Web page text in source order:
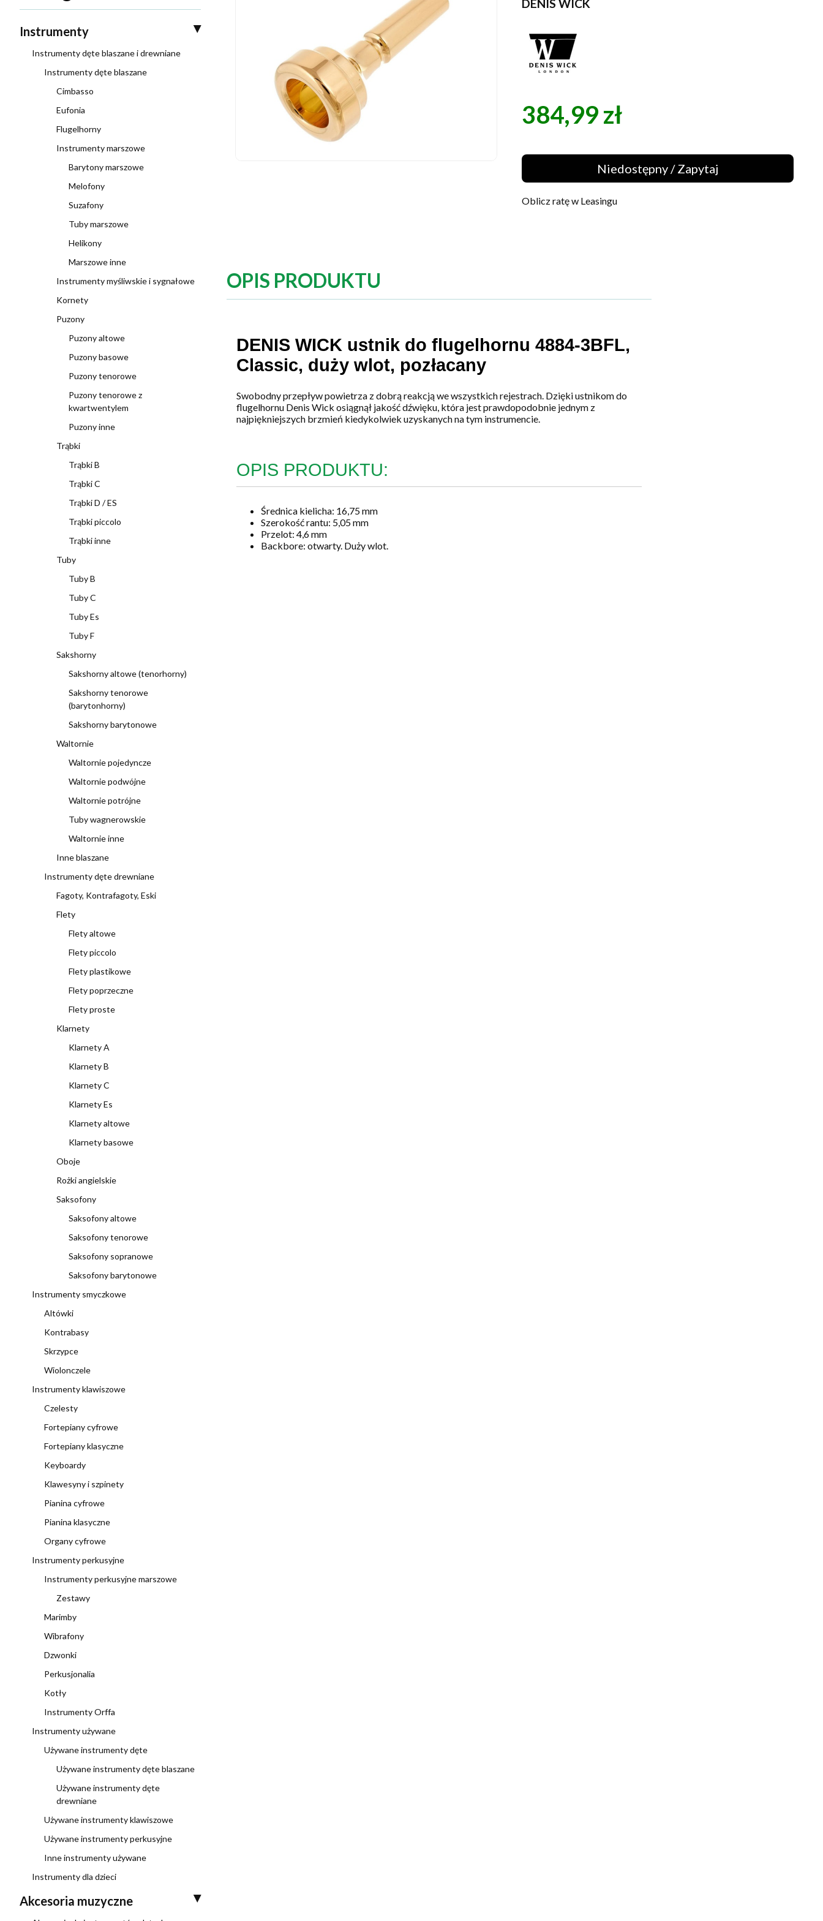
Instrumenty
Instrumenty dęte blaszane i drewniane
Instrumenty dęte blaszane
Cimbasso
Eufonia
Flugelhorny
Instrumenty marszowe
Barytony marszowe
Melofony
Suzafony
Tuby marszowe
Helikony
Marszowe inne
Instrumenty myśliwskie i sygnałowe
Kornety
Puzony
Puzony altowe
Puzony basowe
Puzony tenorowe
Puzony tenorowe z
kwartwentylem
Puzony inne
Trąbki
Trąbki B
Trąbki C
Trąbki D / ES
Trąbki piccolo
Trąbki inne
Tuby
Tuby B
Tuby C
Tuby Es
Tuby F
Sakshorny
Sakshorny altowe (tenorhorny)
Sakshorny tenorowe
(barytonhorny)
Sakshorny barytonowe
Waltornie
Waltornie pojedyncze
Waltornie podwójne
Waltornie potrójne
Tuby wagnerowskie
Waltornie inne
Inne blaszane
Instrumenty dęte drewniane
Fagoty, Kontrafagoty, Eski
Flety
Flety altowe
Flety piccolo
Flety plastikowe
Flety poprzeczne
Flety proste
Klarnety
Klarnety A
Klarnety B
Klarnety C
Klarnety Es
Klarnety altowe
Klarnety basowe
Oboje
Rożki angielskie
Saksofony
Saksofony altowe
Saksofony tenorowe
Saksofony sopranowe
Saksofony barytonowe
Instrumenty smyczkowe
Altówki
Kontrabasy
Skrzypce
Wiolonczele
Instrumenty klawiszowe
Czelesty
Fortepiany cyfrowe
Fortepiany klasyczne
Keyboardy
Klawesyny i szpinety
Pianina cyfrowe
Pianina klasyczne
Organy cyfrowe
Instrumenty perkusyjne
Instrumenty perkusyjne marszowe
Zestawy
Marimby
Wibrafony
Dzwonki
Perkusjonalia
Kotły
Instrumenty Orffa
Instrumenty używane
Używane instrumenty dęte
Używane instrumenty dęte blaszane
Używane instrumenty dęte
drewniane
Używane instrumenty klawiszowe
Używane instrumenty perkusyjne
Inne instrumenty używane
Instrumenty dla dzieci
Akcesoria muzyczne
DENIS WICK
Cena
384,99 zł
Niedostępny / Zapytaj
Oblicz ratę w Leasingu
OPIS PRODUKTU
DENIS WICK ustnik do flugelhornu 4884-3BFL,
Classic, duży wlot, pozłacany
Swobodny przepływ powietrza z dobrą reakcją we wszystkich rejestrach. Dzięki ustnikom do
flugelhornu Denis Wick osiągnął jakość dźwięku, która jest prawdopodobnie jednym z
najpiękniejszych brzmień kiedykolwiek uzyskanych na tym instrumencie.
OPIS PRODUKTU:
Średnica kielicha: 16,75 mm
Szerokość rantu: 5,05 mm
Przelot: 4,6 mm
Backbore: otwarty. Duży wlot.